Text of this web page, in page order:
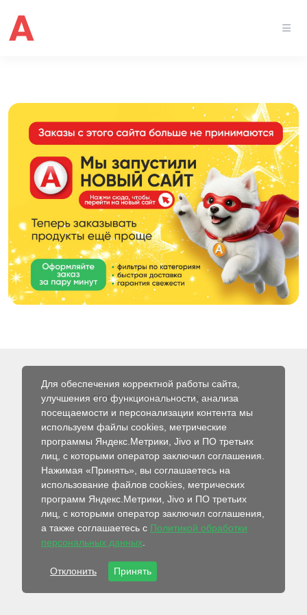
© 2026 Интернет-магазин Абсолют
Для обеспечения корректной работы сайта,
улучшения его функциональности, анализа
посещаемости и персонализации контента мы
используем файлы cookies, метрические
программы Яндекс.Метрики, Jivo и ПО третьих
лиц, с которыми оператор заключил соглашения.
Нажимая «Принять», вы соглашаетесь на
использование файлов cookies, метрических
программ Яндекс.Метрики, Jivo и ПО третьих
лиц, с которыми оператор заключил соглашения,
а также соглашаетесь с Политикой обработки
персональных данных
Отклонить Принять